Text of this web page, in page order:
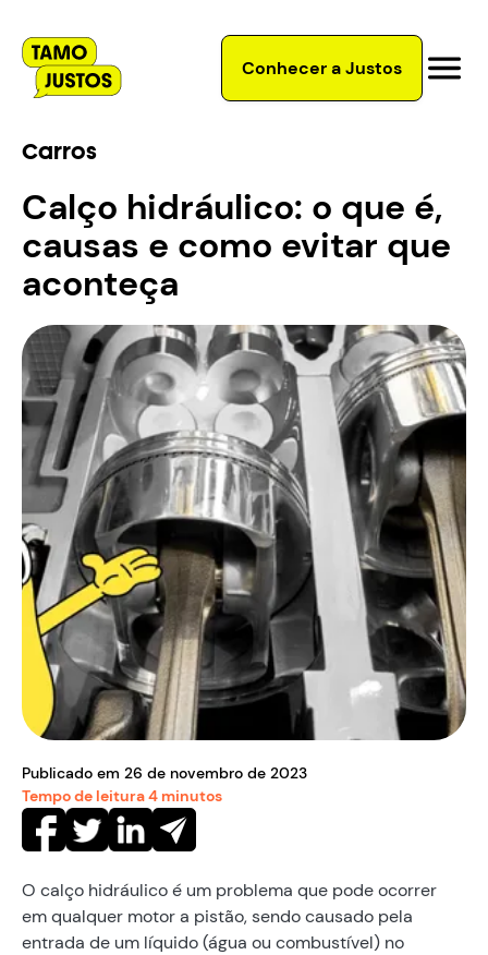
Conhecer a Justos
Carros
Calço hidráulico: o que é,
causas e como evitar que
aconteça
Publicado em 26 de novembro de 2023
Tempo de leitura4 minutos
O calço hidráulico é um problema que pode ocorrer
em qualquer motor a pistão, sendo causado pela
entrada de um líquido (água ou combustível) no